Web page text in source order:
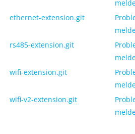
ethernet-extension.git
rs485-extension.git
wifi-extension.git
wifi-v2-extension.git